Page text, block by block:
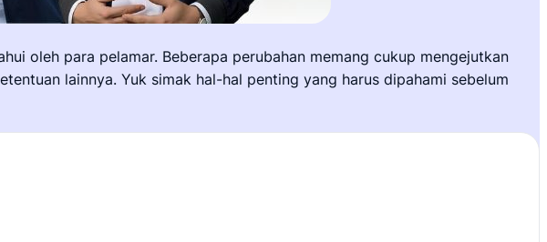
oleh para pelamar. Beberapa perubahan memang cukup mengejutkan
lainnya. Yuk simak hal-hal penting yang harus dipahami sebelum